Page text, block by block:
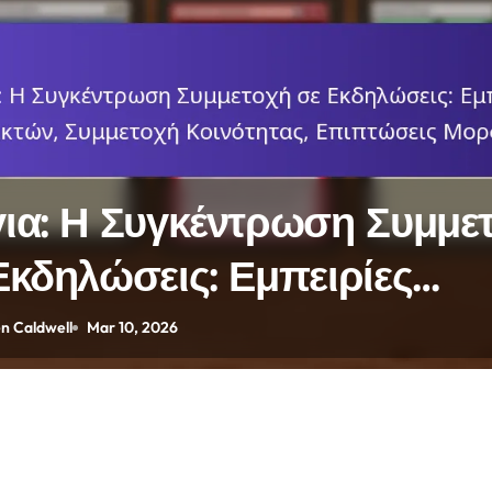
Η Συγκέντρωση
Εμπειρίες
Συμμετοχή
Μορφής
Caldwell Mar 10, 2026